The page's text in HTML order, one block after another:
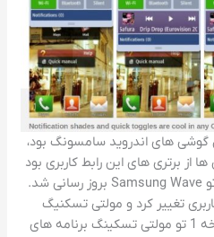
گوشی های اندروید سامسونگ بود،
برتری های این رابط کاربری بود
سیستم عامل بادا تا نسخه 2.0 تو Samsung Wave بروز رسانی شد.
تغییر کرد و مولتی تسکنیگ
کامل به اون اضافه شد. بادا نسخه 1 تو مولتی تسکینگ برنامه های